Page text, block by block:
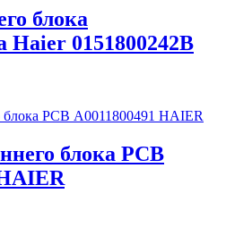
блока
Haier 0151800242B
блока РСВ